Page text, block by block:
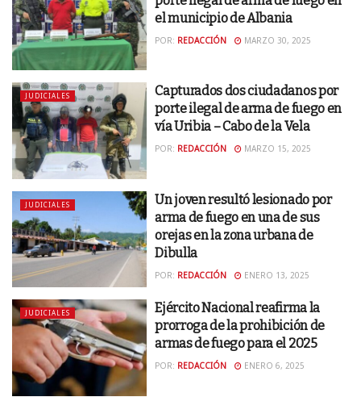
el municipio de Albania
POR: REDACCIÓN MARZO 30, 2025
JUDICIALES
Capturados dos ciudadanos por
porte ilegal de arma de fuego en
vía Uribia – Cabo de la Vela
POR: REDACCIÓN MARZO 15, 2025
JUDICIALES
Un joven resultó lesionado por
arma de fuego en una de sus
orejas en la zona urbana de
Dibulla
POR: REDACCIÓN ENERO 13, 2025
JUDICIALES
Ejército Nacional reafirma la
prorroga de la prohibición de
armas de fuego para el 2025
POR: REDACCIÓN ENERO 6, 2025